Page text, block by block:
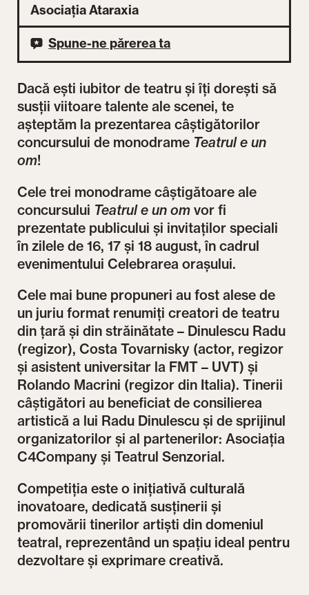
Dacă ești iubitor de teatru și îți dorești să
susții viitoare talente ale scenei, te
așteptăm la prezentarea câștigătorilor
concursului de monodrame Teatrul e un
om!
Cele trei monodrame câștigătoare ale
concursului Teatrul e un om vor fi
prezentate publicului și invitaților speciali
în zilele de 16, 17 și 18 august, în cadrul
evenimentului Celebrarea orașului.
Cele mai bune propuneri au fost alese de
un juriu format renumiți creatori de teatru
din țară și din străinătate – Dinulescu Radu
(regizor), Costa Tovarnisky (actor, regizor
și asistent universitar la FMT – UVT) și
Rolando Macrini (regizor din Italia). Tinerii
câștigători au beneficiat de consilierea
artistică a lui Radu Dinulescu și de sprijinul
organizatorilor și al partenerilor: Asociația
C4Company și Teatrul Senzorial.
Competiția este o inițiativă culturală
inovatoare, dedicată susținerii și
promovării tinerilor artiști din domeniul
teatral, reprezentând un spațiu ideal pentru
dezvoltare și exprimare creativă.
Asociația Ataraxia
Spune-ne părerea ta